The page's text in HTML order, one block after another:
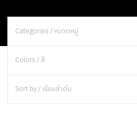
Categories / หมวดหมู่
Colors / สี
Sort by / เรียงลำดับ